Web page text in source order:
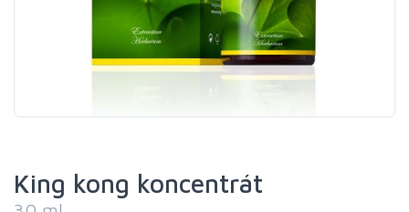
King kong koncentrát